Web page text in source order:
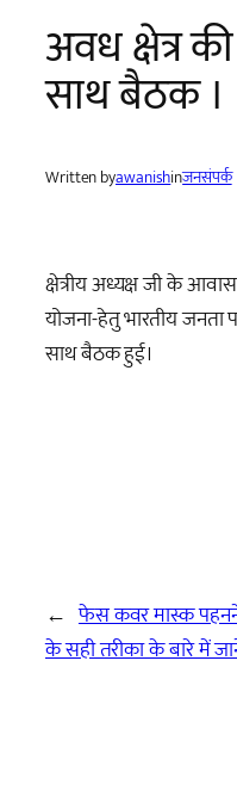
अवध क्षेत्र
साथ बैठक ।
Written byawanishinजनसंपर्क
क्षेत्रीय अध्यक्ष जी के
योजना-हेतु भारतीय जनता
साथ बैठक हुई।
← फेस कवर मास्क
के सही तरीका के बारे में